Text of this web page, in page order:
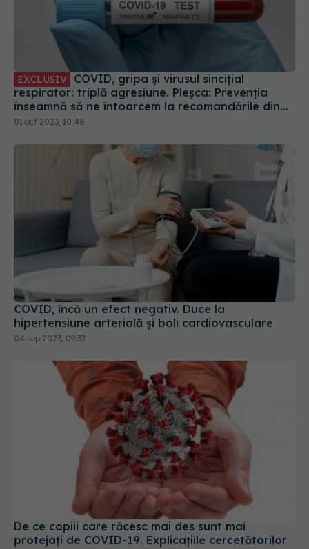
EXCLUSIV
respirator: triplă agresiune. Pleșca: Prevenția
înseamnă să ne întoarcem la recomandările din
timpul pandemiei!
01 oct 2023, 10:48
COVID, încă un efect negativ. Duce la
hipertensiune arterială și boli cardiovasculare
04 sep 2023, 09:32
De ce copiii care răcesc mai des sunt mai
protejați de COVID-19. Explicațiile cercetătorilor